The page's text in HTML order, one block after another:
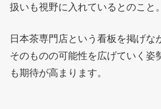
扱いも視野に入れているとのこと。
日本茶専門店という看板を掲げな
そのものの可能性を広げていく姿
も期待が高まります。